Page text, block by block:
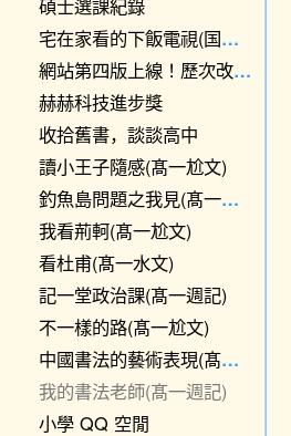
碩士選課紀錄
宅在家看的下飯電視(国家孩子等)
網站第四版上線！歷次改版的設計思路
赫赫科技進步獎
收拾舊書，談談高中
讀小王子隨感(髙一尬文)
釣魚島問題之我見(髙一尬文)
我看荊軻(髙一尬文)
看杜甫(髙一水文)
記一堂政治課(髙一週記)
不一樣的路(髙一尬文)
中國書法的藝術表現(髙一爛文)
我的書法老師(髙一週記)
小學 QQ 空閒